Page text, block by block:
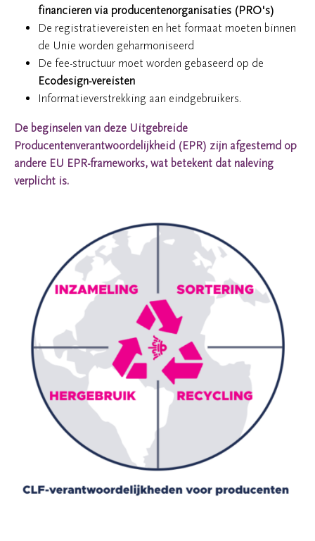
financieren via producentenorganisaties (PRO's)
De registratievereisten en het formaat moeten binnen
de Unie worden geharmoniseerd
De fee-structuur moet worden gebaseerd op de
Ecodesign-vereisten
Informatieverstrekking aan eindgebruikers.
De beginselen van deze Uitgebreide
Producentenverantwoordelijkheid (EPR) zijn afgestemd op
andere EU EPR-frameworks, wat betekent dat naleving
verplicht is.